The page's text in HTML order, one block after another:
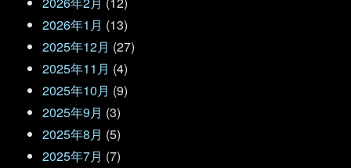
2026年1月 (13)
2025年12月 (27)
2025年11月 (4)
2025年10月 (9)
2025年9月 (3)
2025年8月 (5)
2025年7月 (7)